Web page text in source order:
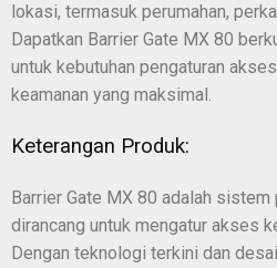
lokasi, termasuk perumahan,
Dapatkan Barrier Gate MX 80
untuk kebutuhan pengaturan
keamanan yang maksimal.
Keterangan Produk:
Barrier Gate MX 80 adalah
dirancang untuk mengatur akses
Dengan teknologi terkini dan